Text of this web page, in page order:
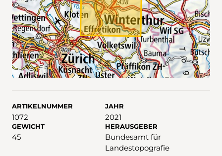
ARTIKELNUMMER
1072
JAHR
2021
GEWICHT
45
HERAUSGEBER
Bundesamt für
Landestopografie